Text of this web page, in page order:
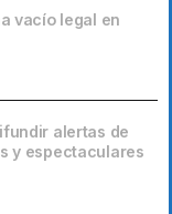
vacío legal en
alertas de
y espectaculares